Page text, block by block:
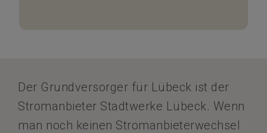
Der Grundversorger für Lübeck ist der
Stromanbieter Stadtwerke Lübeck. Wenn
man noch keinen Stromanbieterwechsel